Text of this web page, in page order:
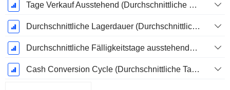
Tage Verkauf Ausstehend (Durchschnittliche Forderungen)
Durchschnittliche Lagerdauer (Durchschnittlicher Lagerbestand)
Durchschnittliche Fälligkeitstage ausstehender Zahlungen
Cash Conversion Cycle (Durchschnittliche Tage)